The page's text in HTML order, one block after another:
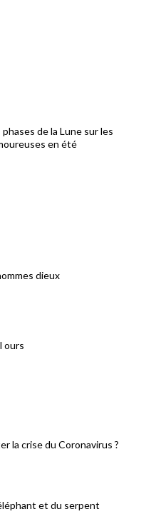
de la Lune sur les
en été
dieux
ours
la crise du Coronavirus ?
et du serpent